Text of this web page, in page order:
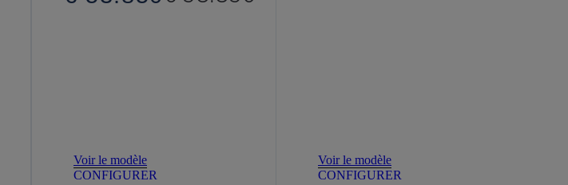
Voir le modèle
CONFIGURER
Voir le modèle
CONFIGURER